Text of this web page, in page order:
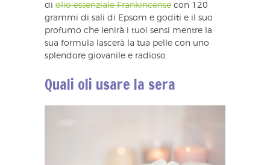
di olio essenziale Frankincense con 120
grammi di sali di Epsom e goditi e il suo
profumo che lenirà i tuoi sensi mentre la
sua formula lascerà la tua pelle con uno
splendore giovanile e radioso.
Quali oli usare la sera